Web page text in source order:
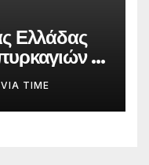
Ελλάδας
–
πέντε
TIME